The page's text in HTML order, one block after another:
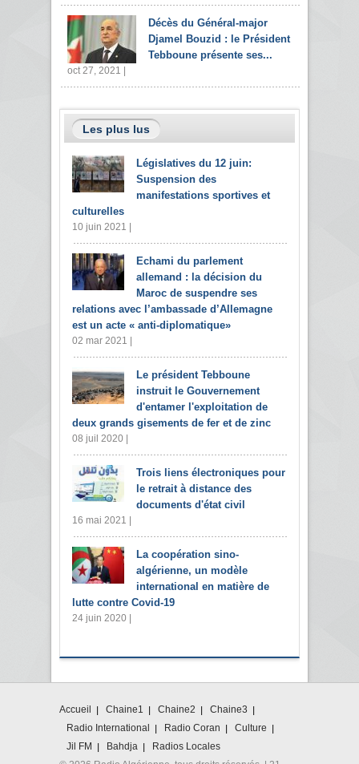
Décès du Général-major
Djamel Bouzid : le Président
Tebboune présente ses...
oct 27, 2021 |
Les plus lus
Législatives du 12 juin:
Suspension des
manifestations sportives et
culturelles
10 juin 2021 |
Echami du parlement
allemand : la décision du
Maroc de suspendre ses
relations avec l’ambassade d’Allemagne
est un acte « anti-diplomatique»
02 mar 2021 |
Le président Tebboune
instruit le Gouvernement
d'entamer l'exploitation de
deux grands gisements de fer et de zinc
08 juil 2020 |
Trois liens électroniques pour
le retrait à distance des
documents d'état civil
16 mai 2021 |
La coopération sino-
algérienne, un modèle
international en matière de
lutte contre Covid-19
24 juin 2020 |
Accueil Chaine1 Chaine2
Chaine3
Radio International
Radio Coran
Culture
Jil FM
Bahdja
Radios Locales